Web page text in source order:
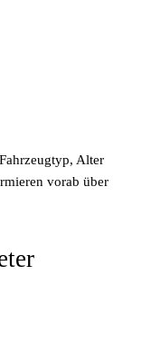
Alter
vorab über